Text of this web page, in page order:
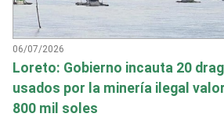
06/07/2026
Loreto: Gobierno incauta 20
usados por la minería ilegal
800 mil soles